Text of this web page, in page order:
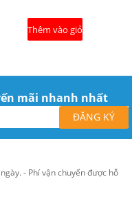
Thêm vào giỏ
mãi nhanh nhất
- Phí vận chuyển được hỗ